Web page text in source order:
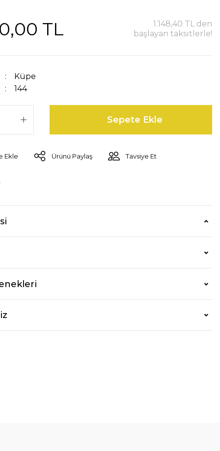
TL
1.148,40 TL den
başlayan taksitlerle!
Küpe
144
Sepete Ekle
Ürünü Paylaş Tavsiye Et